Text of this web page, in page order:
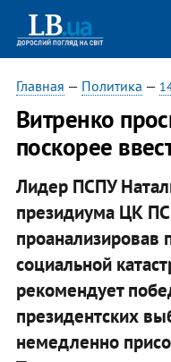
Главная — Политика —
Витренко
поскорее
Лидер ПСПУ
президиума ЦК
проанализировав
социальной
рекомендует
президентских
немедленно